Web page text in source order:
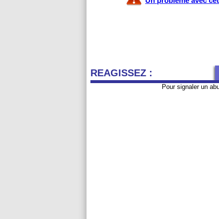
REAGISSEZ :
Pour signaler un